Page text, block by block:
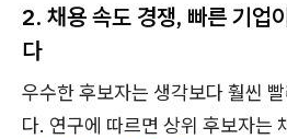
2. 채용 속도 경쟁, 빠른 기업
다
우수한 후보자는 생각보다 훨씬
다. 연구에 따르면 상위 후보자는